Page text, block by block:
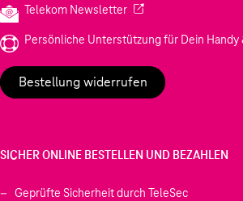
Telekom Newsletter(Wird in einem neuen
Persönliche Unterstützung für Dein Handy
Bestellung widerrufen
SICHER ONLINE BESTELLEN UND BEZAHLEN
Geprüfte Sicherheit durch TeleSec